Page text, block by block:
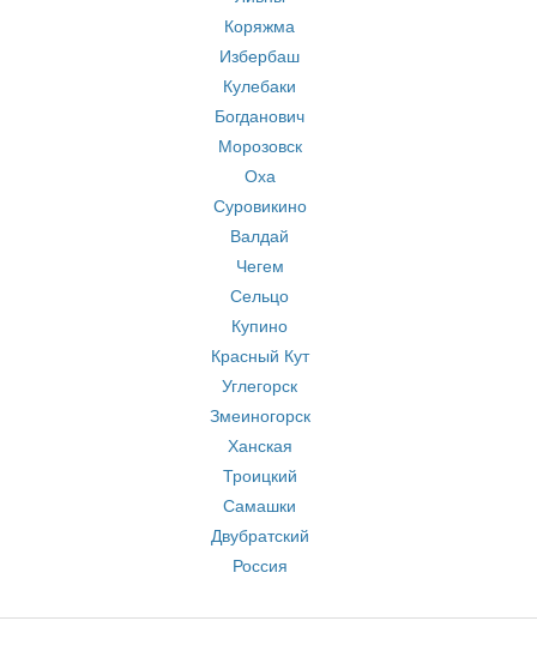
Коряжма
Избербаш
Кулебаки
Богданович
Морозовск
Оха
Суровикино
Валдай
Чегем
Сельцо
Купино
Красный Кут
Углегорск
Змеиногорск
Ханская
Троицкий
Самашки
Двубратский
Россия